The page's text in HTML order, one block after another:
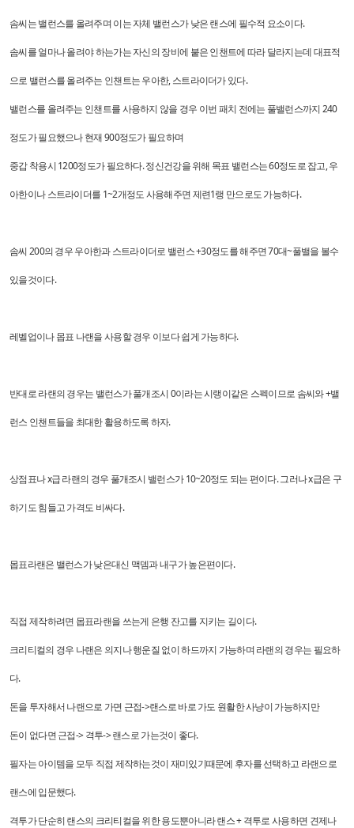
솜씨는 밸런스를 올려주며 이는 자체 밸런스가 낮은 랜스에 필수적 요소이다.
솜씨를 얼마나 올려야 하는가는 자신의 장비에 붙은 인챈트에 따라 달라지는데 대표적
으로 밸런스를 올려주는 인챈트는 우아한, 스트라이더가 있다.
밸런스를 올려주는 인챈트를 사용하지 않을 경우 이번 패치 전에는 풀밸런스까지 240
정도가 필요했으나 현재 900정도가 필요하며
중갑 착용시 1200정도가 필요하다. 정신건강을 위해 목표 밸런스는 60정도로 잡고, 우
아한이나 스트라이더를 1~2개정도 사용해주면 제련1랭 만으로도 가능하다.
솜씨 200의 경우 우아한과 스트라이더로 밸런스 +30정도를 해주면 70대~풀밸을 볼수
있을것이다.
레벨업이나 몹표 나랜을 사용할 경우 이보다 쉽게 가능하다.
반대로 라랜의 경우는 밸런스가 풀개조시 0이라는 시랭이같은 스펙이므로 솜씨와 +밸
런스 인챈트들을 최대한 활용하도록 하자.
상점표나 x급 라랜의 경우 풀개조시 밸런스가 10~20정도 되는 편이다. 그러나 x급은 구
하기도 힘들고 가격도 비싸다.
몹표라랜은 밸런스가 낮은대신 맥뎀과 내구가 높은편이다.
직접 제작하려면 몹표라랜을 쓰는게 은행 잔고를 지키는 길이다.
크리티컬의 경우 나랜은 의지나 행운질 없이 하드까지 가능하며 라랜의 경우는 필요하
다.
돈을 투자해서 나랜으로 가면 근접->랜스로 바로 가도 원활한 사냥이 가능하지만
돈이 없다면 근접-> 격투-> 랜스로 가는것이 좋다.
필자는 아이템을 모두 직접 제작하는것이 재미있기때문에 후자를 선택하고 라랜으로
랜스에 입문했다.
격투가 단순히 랜스의 크리티컬을 위한 용도뿐아니라 랜스 + 격투로 사용하면 견제나